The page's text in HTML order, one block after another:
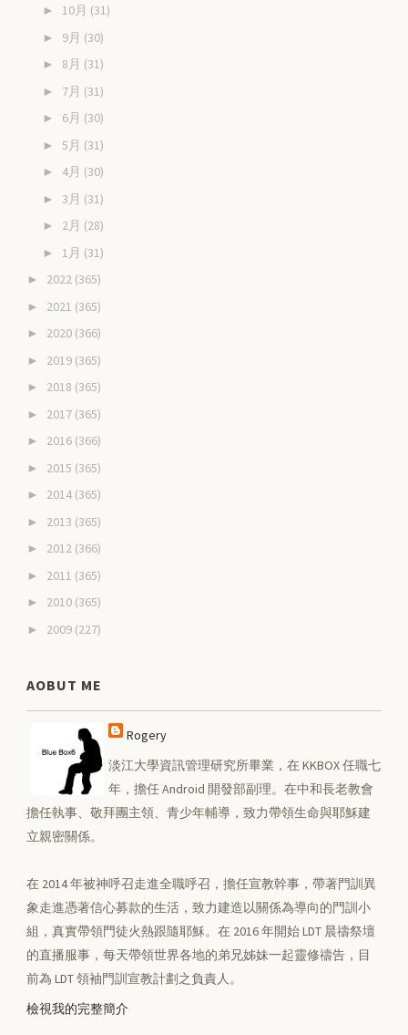
► 10月 (31)
► 9月 (30)
► 8月 (31)
► 7月 (31)
► 6月 (30)
► 5月 (31)
► 4月 (30)
► 3月 (31)
► 2月 (28)
► 1月 (31)
► 2022 (365)
► 2021 (365)
► 2020 (366)
► 2019 (365)
► 2018 (365)
► 2017 (365)
► 2016 (366)
► 2015 (365)
► 2014 (365)
► 2013 (365)
► 2012 (366)
► 2011 (365)
► 2010 (365)
► 2009 (227)
AOBUT ME
Rogery
淡江大學資訊管理研究所畢業，在 KKBOX 任職七
年，擔任 Android 開發部副理。在中和長老教會
擔任執事、敬拜團主領、青少年輔導，致力帶領生命與耶穌建
立親密關係。
在 2014 年被神呼召走進全職呼召，擔任宣教幹事，帶著門訓異
象走進憑著信心募款的生活，致力建造以關係為導向的門訓小
組，真實帶領門徒火熱跟隨耶穌。在 2016 年開始 LDT 晨禱祭壇
的直播服事，每天帶領世界各地的弟兄姊妹一起靈修禱告，目
前為 LDT 領袖門訓宣教計劃之負責人。
檢視我的完整簡介